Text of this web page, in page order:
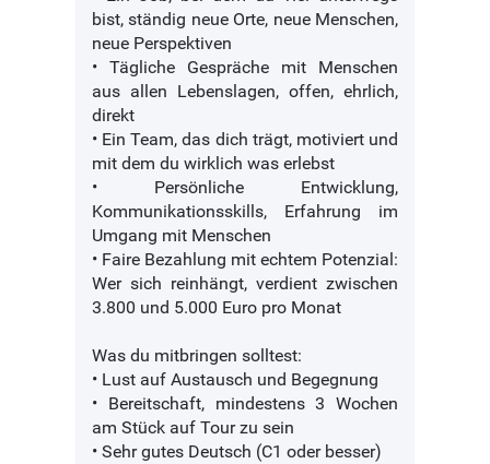
bist, ständig neue Orte, neue Menschen,
neue Perspektiven
• Tägliche Gespräche mit Menschen
aus allen Lebenslagen, offen, ehrlich,
direkt
• Ein Team, das dich trägt, motiviert und
mit dem du wirklich was erlebst
• Persönliche Entwicklung,
Kommunikationsskills, Erfahrung im
Umgang mit Menschen
• Faire Bezahlung mit echtem Potenzial:
Wer sich reinhängt, verdient zwischen
3.800 und 5.000 Euro pro Monat
Was du mitbringen solltest:
• Lust auf Austausch und Begegnung
• Bereitschaft, mindestens 3 Wochen
am Stück auf Tour zu sein
• Sehr gutes Deutsch (C1 oder besser)